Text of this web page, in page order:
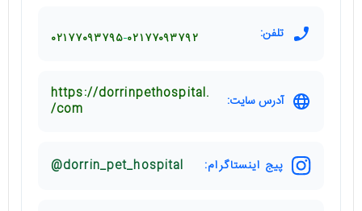
تلفن: ۰۲۱۷۷۰۹۳۷۹۲۰۲۱۷۷۰۹۳۷۹۵
آدرس سایت:
https://dorrinpethospital.
com/
پیج اینستاگرام: dorrin_pet_hospital@